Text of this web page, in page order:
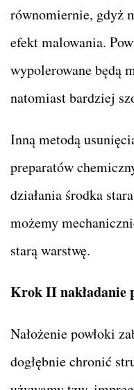
równomiernie, gdyż
efekt malowania.
wypolerowane będą
natomiast bardziej
Inną metodą
preparatów
działania środka
możemy
starą warstwę.
Krok II nakładanie
Nałożenie powłoki
dogłębnie chronić